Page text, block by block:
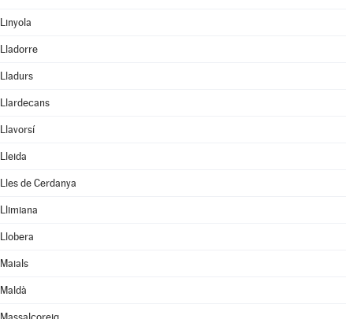
Linyola
Lladorre
Lladurs
Llardecans
Llavorsí
Lleida
Lles de Cerdanya
Llimiana
Llobera
Maials
Maldà